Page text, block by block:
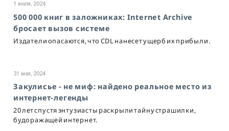
1 июля, 2024
500 000 книг в заложниках: Internet Archive
бросает вызов системе
Издатели опасаются, что CDL нанесет ущерб их прибыли.
31 мая, 2024
Закулисье - не миф: найдено реальное место из
интернет-легенды
20 лет спустя энтузиасты раскрыли тайну страшилки,
будоражащей интернет.